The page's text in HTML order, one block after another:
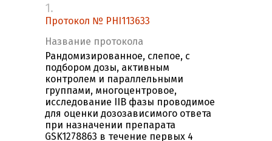
1.
Протокол № PHI113633
Название протокола
Рандомизированное, слепое, с
подбором дозы, активным
контролем и параллельными
группами, многоцентровое,
исследование IIВ фазы проводимое
для оценки дозозависимого ответа
при назначении препарата
GSK1278863 в течение первых 4